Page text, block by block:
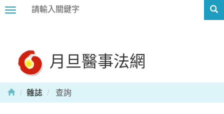
Toggle
月旦醫事法網
雜誌 查詢